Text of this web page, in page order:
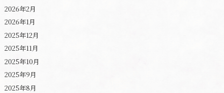
2026年2月
2026年1月
2025年12月
2025年11月
2025年10月
2025年9月
2025年8月